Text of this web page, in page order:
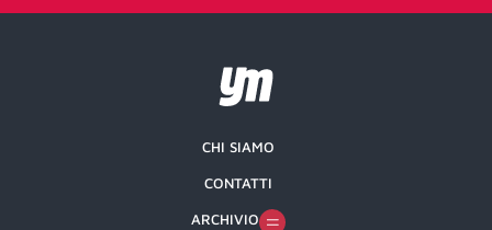
CHI SIAMO
CONTATTI
ARCHIVIO